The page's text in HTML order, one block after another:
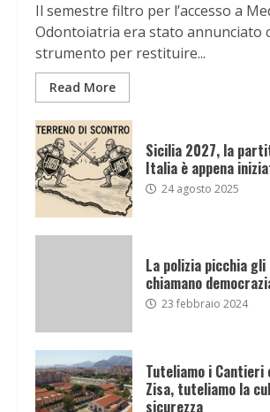
Il semestre filtro per l’accesso a
Odontoiatria era stato annunciato
strumento per restituire...
Read More
Sicilia 2027, la
Italia è appena
24 agosto 2025
La polizia picchia
chiamano
23 febbraio 2024
Tuteliamo i
Zisa, tuteliamo la
sicurezza